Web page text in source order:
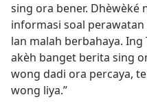
sing ora bener. Dhèwèké
informasi soal
lan malah berbahaya.
akèh banget berita sing
wong dadi ora percaya,
wong liya.”